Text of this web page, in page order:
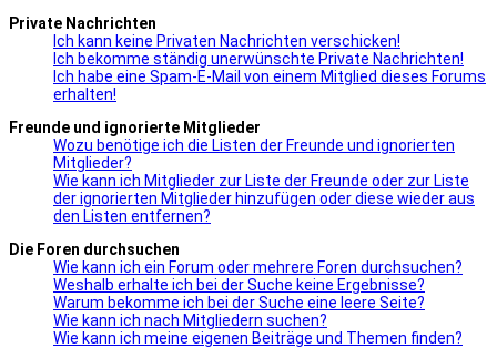
Private Nachrichten
Ich kann keine Privaten Nachrichten verschicken!
Ich bekomme ständig unerwünschte Private Nachrichten!
Ich habe eine Spam-E-Mail von einem Mitglied dieses Forums
erhalten!
Freunde und ignorierte Mitglieder
Wozu benötige ich die Listen der Freunde und ignorierten
Mitglieder?
Wie kann ich Mitglieder zur Liste der Freunde oder zur Liste
der ignorierten Mitglieder hinzufügen oder diese wieder aus
den Listen entfernen?
Die Foren durchsuchen
Wie kann ich ein Forum oder mehrere Foren durchsuchen?
Weshalb erhalte ich bei der Suche keine Ergebnisse?
Warum bekomme ich bei der Suche eine leere Seite?
Wie kann ich nach Mitgliedern suchen?
Wie kann ich meine eigenen Beiträge und Themen finden?